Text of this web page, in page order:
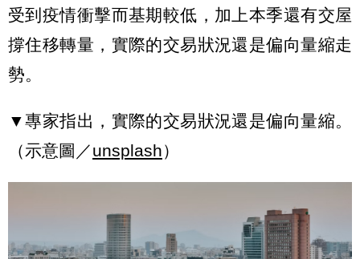
受到疫情衝擊而基期較低，加上本季還有交屋
撐住移轉量，實際的交易狀況還是偏向量縮走
勢。
▼專家指出，實際的交易狀況還是偏向量縮。
（示意圖／unsplash）